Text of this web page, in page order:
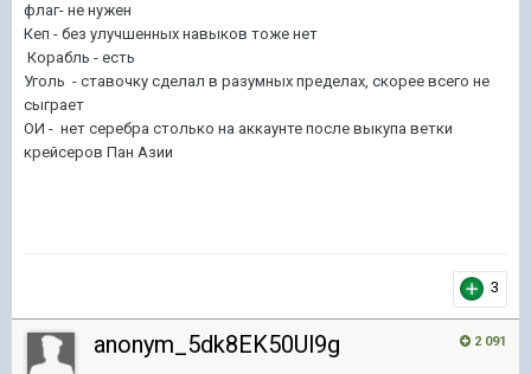
флаг- не нужен
Кеп - без улучшенных навыков тоже нет
Корабль - есть
Уголь - ставочку сделал в разумных пределах, скорее всего не
сыграет
ОИ - нет серебра столько на аккаунте после выкупа ветки
крейсеров Пан Азии
3
2 091
anonym_5dk8EK50Ul9g